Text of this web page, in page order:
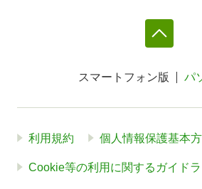
スマートフォン版 パ
利用規約 個人情報保護基本
Cookie等の利用に関するガイド